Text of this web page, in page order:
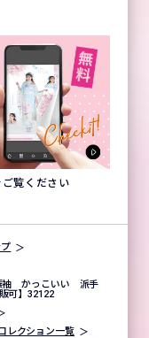
覧ください
袖 かっこいい 派手
可】32122
レクション一覧